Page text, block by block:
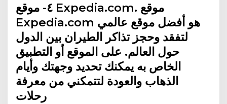
٤- موقع Expedia.com. موقع
Expedia.com هو أفضل موقع عالمي
لتفقد وحجز تذاكر الطيران بين الدول
حول العالم. على الموقع أو التطبيق
الخاص به يمكنك تحديد وجهتك وأيام
الذهاب والعودة لتتمكني من معرفة
رحلات